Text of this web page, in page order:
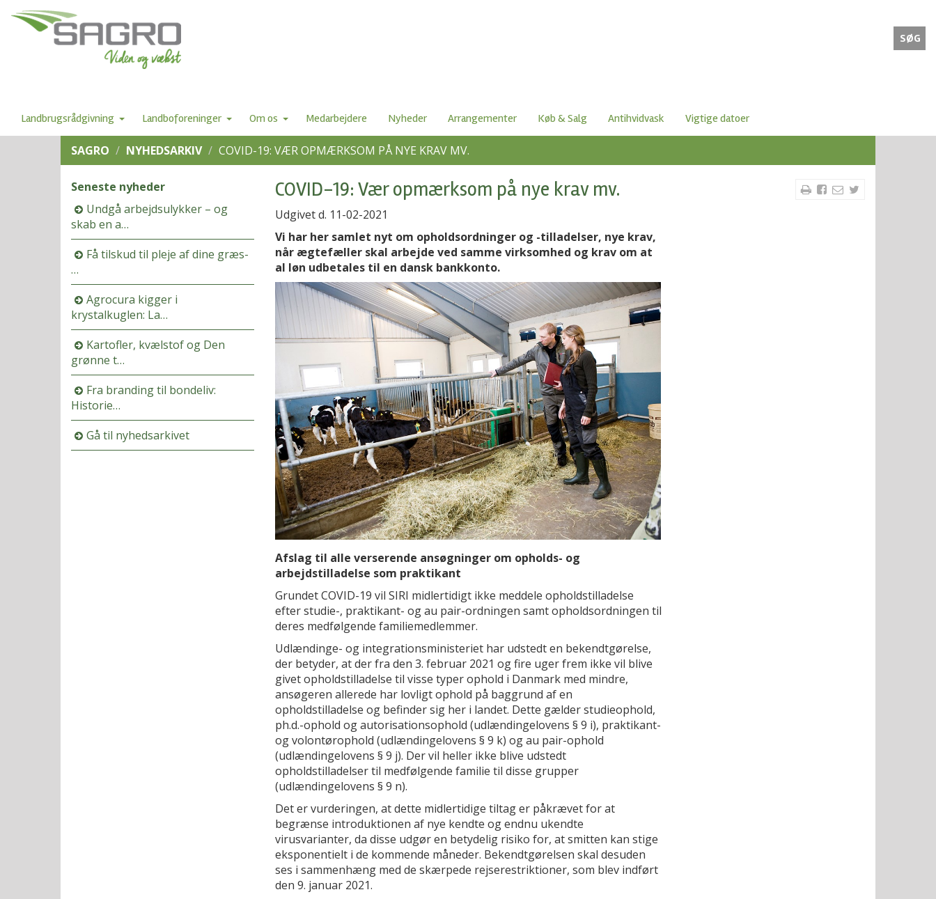
Landbrugsrådgivning Landboforeninger Om os Medarbejdere Nyheder Arrangementer Køb & Salg Antihvidvask Vigtige datoer
SØG
SAGRO NYHEDSARKIV COVID-19: VÆR OPMÆRKSOM PÅ NYE KRAV MV.
Seneste nyheder
Undgå arbejdsulykker – og
skab en a…
Få tilskud til pleje af dine græs-
…
Agrocura kigger i
krystalkuglen: La…
Kartofler, kvælstof og Den
grønne t…
Fra branding til bondeliv:
Historie…
Gå til nyhedsarkivet
COVID-19: Vær opmærksom på nye krav mv.
Udgivet d. 11-02-2021
Vi har her samlet nyt om opholdsordninger og -tilladelser, nye krav,
når ægtefæller skal arbejde ved samme virksomhed og krav om at
al løn udbetales til en dansk bankkonto.
Afslag til alle verserende ansøgninger om opholds- og
arbejdstilladelse som praktikant
Grundet COVID-19 vil SIRI midlertidigt ikke meddele opholdstilladelse
efter studie-, praktikant- og au pair-ordningen samt opholdsordningen til
deres medfølgende familiemedlemmer.
Udlændinge- og integrationsministeriet har udstedt en bekendtgørelse,
der betyder, at der fra den 3. februar 2021 og fire uger frem ikke vil blive
givet opholdstilladelse til visse typer ophold i Danmark med mindre,
ansøgeren allerede har lovligt ophold på baggrund af en
opholdstilladelse og befinder sig her i landet. Dette gælder studieophold,
ph.d.-ophold og autorisationsophold (udlændingelovens § 9 i), praktikant-
og volontørophold (udlændingelovens § 9 k) og au pair-ophold
(udlændingelovens § 9 j). Der vil heller ikke blive udstedt
opholdstilladelser til medfølgende familie til disse grupper
(udlændingelovens § 9 n).
Det er vurderingen, at dette midlertidige tiltag er påkrævet for at
begrænse introduktionen af nye kendte og endnu ukendte
virusvarianter, da disse udgør en betydelig risiko for, at smitten kan stige
eksponentielt i de kommende måneder. Bekendtgørelsen skal desuden
ses i sammenhæng med de skærpede rejserestriktioner, som blev indført
den 9. januar 2021.